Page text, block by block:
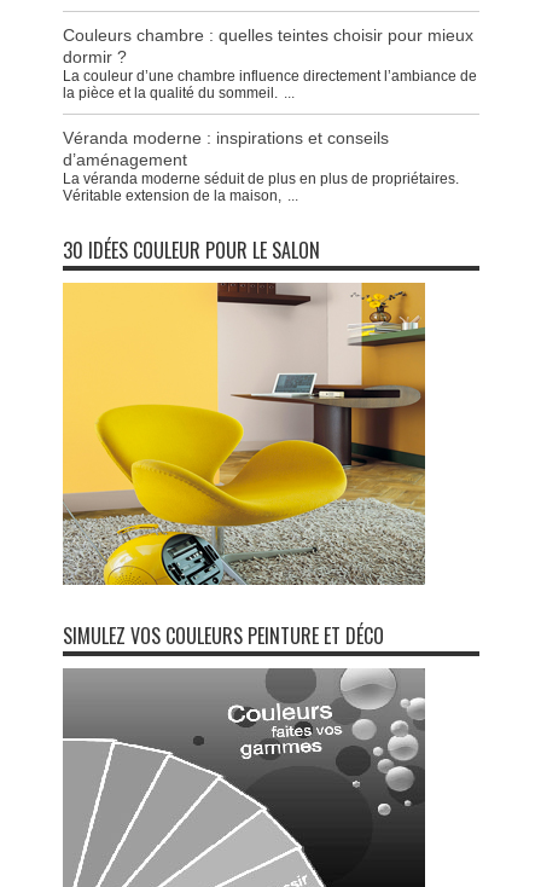
Couleurs chambre : quelles teintes choisir pour mieux
dormir ?
La couleur d’une chambre influence directement l’ambiance de
la pièce et la qualité du sommeil. ...
Véranda moderne : inspirations et conseils
d’aménagement
La véranda moderne séduit de plus en plus de propriétaires.
Véritable extension de la maison, ...
30 IDÉES COULEUR POUR LE SALON
SIMULEZ VOS COULEURS PEINTURE ET DÉCO